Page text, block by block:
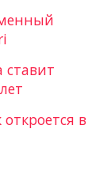
ставит
в